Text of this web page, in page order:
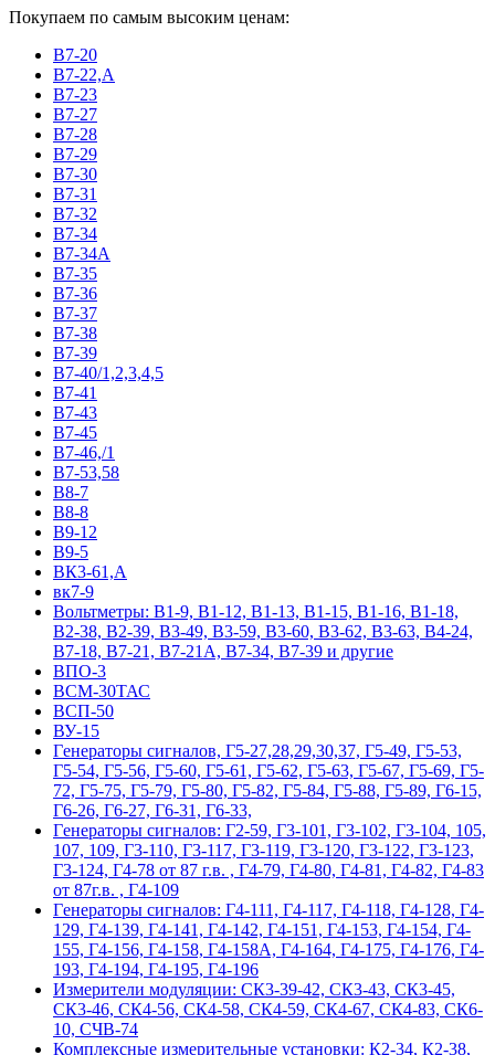
Покупаем по самым высоким ценам:
В7-20
В7-22,А
В7-23
В7-27
В7-28
В7-29
В7-30
В7-31
В7-32
В7-34
В7-34А
В7-35
В7-36
В7-37
В7-38
В7-39
В7-40/1,2,3,4,5
В7-41
В7-43
В7-45
В7-46,/1
В7-53,58
В8-7
В8-8
В9-12
В9-5
ВК3-61,А
вк7-9
Вольтметры: В1-9, В1-12, В1-13, В1-15, В1-16, В1-18,
В2-38, В2-39, В3-49, В3-59, В3-60, В3-62, В3-63, В4-24,
В7-18, В7-21, В7-21А, В7-34, В7-39 и другие
ВПО-3
ВСМ-30ТАС
ВСП-50
ВУ-15
Гeнepaтopы cигнaлoв, Г5-27,28,29,30,37, Г5-49, Г5-53,
Г5-54, Г5-56, Г5-60, Г5-61, Г5-62, Г5-63, Г5-67, Г5-69, Г5-
72, Г5-75, Г5-79, Г5-80, Г5-82, Г5-84, Г5-88, Г5-89, Г6-15,
Г6-26, Г6-27, Г6-31, Г6-33,
Гeнepaтopы cигнaлoв: Г2-59, Г3-101, Г3-102, Г3-104, 105,
107, 109, Г3-110, Г3-117, Г3-119, Г3-120, Г3-122, Г3-123,
Г3-124, Г4-78 от 87 г.в. , Г4-79, Г4-80, Г4-81, Г4-82, Г4-83
от 87г.в. , Г4-109
Гeнepaтopы cигнaлoв: Г4-111, Г4-117, Г4-118, Г4-128, Г4-
129, Г4-139, Г4-141, Г4-142, Г4-151, Г4-153, Г4-154, Г4-
155, Г4-156, Г4-158, Г4-158А, Г4-164, Г4-175, Г4-176, Г4-
193, Г4-194, Г4-195, Г4-196
Измерители модуляции: СК3-39-42, СК3-43, СК3-45,
СК3-46, СК4-56, СК4-58, СК4-59, СК4-67, СК4-83, СК6-
10, СЧВ-74
Комплексные измерительные установки: К2-34, К2-38,